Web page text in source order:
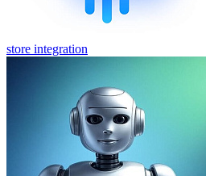
store integration